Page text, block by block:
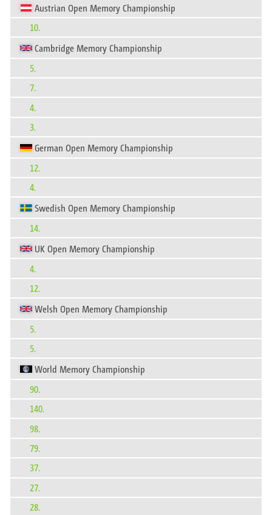
Austrian Open Memory Championship
10.
Cambridge Memory Championship
5.
7.
4.
3.
German Open Memory Championship
12.
4.
Swedish Open Memory Championship
14.
UK Open Memory Championship
4.
12.
Welsh Open Memory Championship
5.
5.
World Memory Championship
90.
140.
98.
79.
37.
27.
28.